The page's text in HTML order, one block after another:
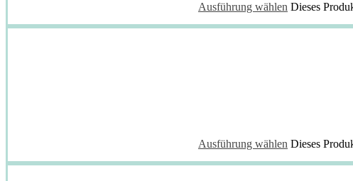
Ausführung wählen Dieses
Ausführung wählen Dieses